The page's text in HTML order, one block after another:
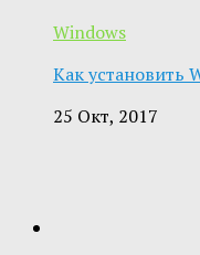
Windows
Как установить
25 Окт, 2017